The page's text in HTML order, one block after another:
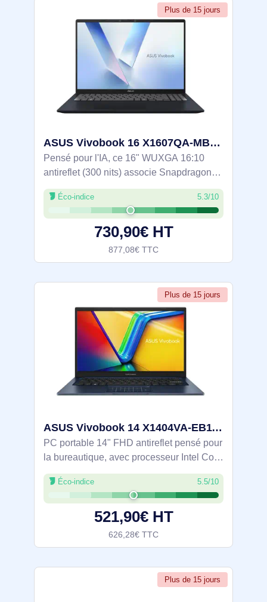
Plus de 15 jours
ASUS Vivobook 16 X1607QA-MB060W Copilot+ PC Snapdragon X1-26-100 Ordinateur portable 40,6 cm (16") W - 90NB15Z1-M00460
Pensé pour l'IA, ce 16" WUXGA 16:10
antireflet (300 nits) associe Snapdragon
X1-26-100 8 cœurs et NPU Hexagon 45
TOPS pour accélérer Copilot sous
Windows 11. 16 Go LPDDR5x et SSD
NVMe PCIe 4.0 512
Éco-indice 5.3/10
730,90€ HT
877,08€ TTC
Plus de 15 jours
ASUS Vivobook 14 X1404VA-EB1100W Intel® Core™ i3 i3-1315U Ordinateur portable 35,6 cm (14") Full HD - 90NB13U1-M009Y0
PC portable 14" FHD antireflet pensé pour
la bureautique, avec processeur Intel Core
i3-1315U (6 cœurs, jusqu’à 4,5 GHz), 8 Go
DDR4 et SSD NVMe PCIe 4.0 de 512 Go
pour un travail fluide. Charnière
Éco-indice 5.5/10
521,90€ HT
626,28€ TTC
Plus de 15 jours